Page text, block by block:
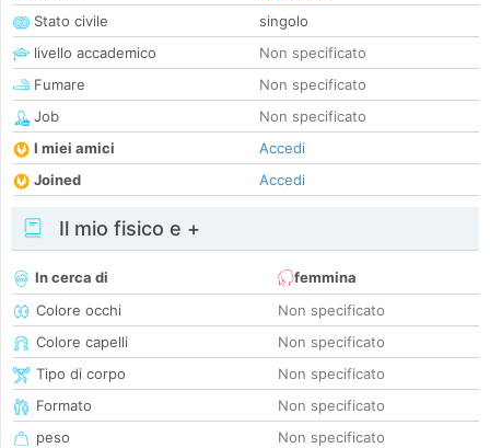
Stato civile
singolo
livello accademico
Non specificato
Fumare
Non specificato
Job
Non specificato
I miei amici
Accedi
Joined
Accedi
Il mio fisico e +
In cerca di
femmina
Colore occhi
Non specificato
Colore capelli
Non specificato
Tipo di corpo
Non specificato
Formato
Non specificato
peso
Non specificato